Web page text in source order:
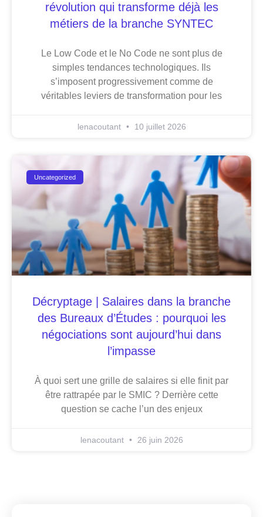
révolution qui transforme déjà les
métiers de la branche SYNTEC
Le Low Code et le No Code ne sont plus de
simples tendances technologiques. Ils
s’imposent progressivement comme de
véritables leviers de transformation pour les
lenacoutant 10 juillet 2026
Uncategorized
Décryptage | Salaires dans la branche
des Bureaux d’Études : pourquoi les
négociations sont aujourd’hui dans
l’impasse
À quoi sert une grille de salaires si elle finit par
être rattrapée par le SMIC ? Derrière cette
question se cache l’un des enjeux
lenacoutant 26 juin 2026